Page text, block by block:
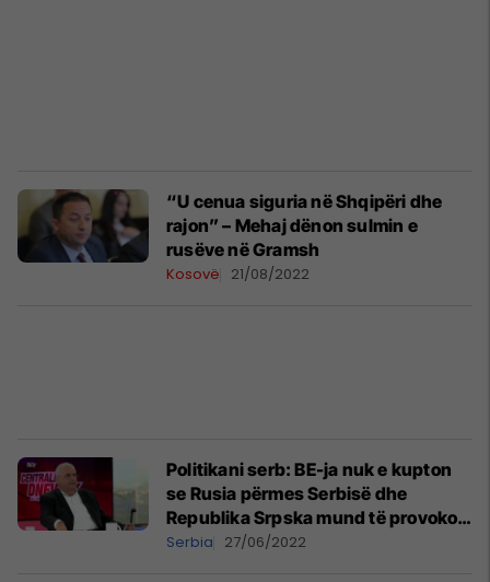
“U cenua siguria në Shqipëri dhe
rajon” – Mehaj dënon sulmin e
rusëve në Gramsh
Kosovë 21/08/2022
Politikani serb: BE-ja nuk e kupton
se Rusia përmes Serbisë dhe
Republika Srpska mund të provokojë
një luftë në Ballkan
Serbia 27/06/2022